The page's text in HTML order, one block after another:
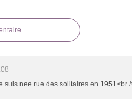
suis nee rue des solitaires en 1951<br /